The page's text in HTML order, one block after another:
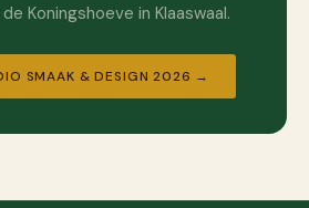
Koningshoeve in Klaaswaal.
SMAAK & DESIGN 2026 →